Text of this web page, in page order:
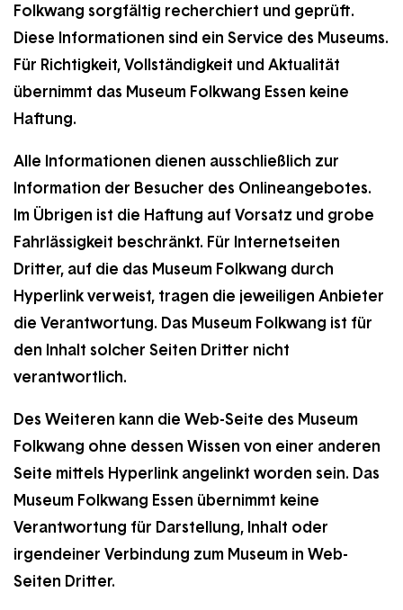
Folkwang sorgfältig recherchiert und geprüft.
Diese Informationen sind ein Service des Museums.
Für Richtigkeit, Vollständigkeit und Aktualität
übernimmt das Museum Folkwang Essen keine
Haftung.
Alle Informationen dienen ausschließlich zur
Information der Besucher des Onlineangebotes.
Im Übrigen ist die Haftung auf Vorsatz und grobe
Fahrlässigkeit beschränkt. Für Internetseiten
Dritter, auf die das Museum Folkwang durch
Hyperlink verweist, tragen die jeweiligen Anbieter
die Verantwortung. Das Museum Folkwang ist für
den Inhalt solcher Seiten Dritter nicht
verantwortlich.
Des Weiteren kann die Web-Seite des Museum
Folkwang ohne dessen Wissen von einer anderen
Seite mittels Hyperlink angelinkt worden sein. Das
Museum Folkwang Essen übernimmt keine
Verantwortung für Darstellung, Inhalt oder
irgendeiner Verbindung zum Museum in Web-
Seiten Dritter.